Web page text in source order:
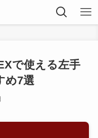
で使える左手
め7選